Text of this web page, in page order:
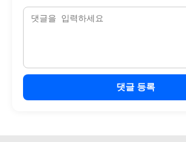
댓글 등록